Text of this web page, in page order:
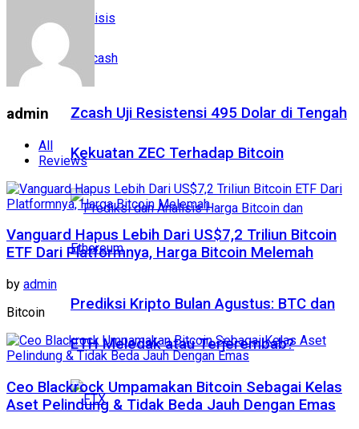
Analisis
Zcash Uji Resistensi 495 Dolar di Tengah
Kekuatan ZEC Terhadap Bitcoin
Prediksi Kripto Bulan Agustus: BTC dan
ETH Meledak atau Terjerembab?
admin
All
Reviews
Vanguard Hapus Lebih Dari US$7,2 Triliun Bitcoin
ETF Dari Platformnya, Harga Bitcoin Melemah
by admin
Bitcoin
Ceo Blackrock Umpamakan Bitcoin Sebagai Kelas
Aset Pelindung & Tidak Beda Jauh Dengan Emas